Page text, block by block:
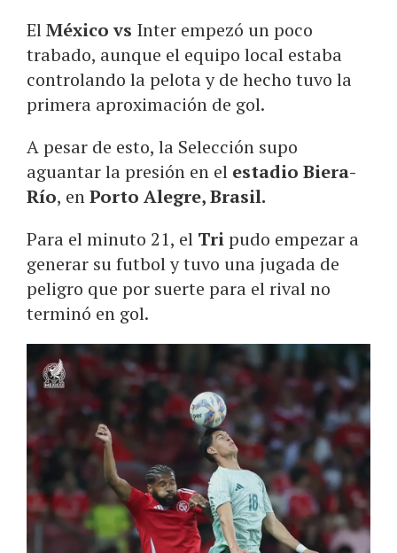
ElMéxico vs Inter empezó un poco
trabado, aunque el equipo local estaba
controlando la pelota y de hecho tuvo la
primera aproximación de gol.
A pesar de esto, la Selección supo
aguantar la presión en el estadio Biera-
Río, enPorto Alegre, Brasil.
Para el minuto 21, el Tripudo empezar a
generar su futbol y tuvo una jugada de
peligro que por suerte para el rival no
terminó en gol.